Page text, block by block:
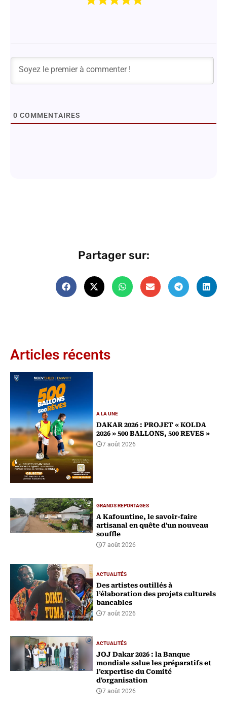
0 COMMENTAIRES
Partager sur:
Articles récents
A LA UNE
DAKAR 2026 : PROJET « KOLDA
2026 » 500 BALLONS, 500 REVES »
7 août 2026
GRANDS REPORTAGES
A Kafountine, le savoir-faire
artisanal en quête d'un nouveau
souffle
7 août 2026
ACTUALITÉS
Des artistes outillés à
l’élaboration des projets culturels
bancables
7 août 2026
ACTUALITÉS
‎JOJ Dakar 2026 : la Banque
mondiale salue les préparatifs et
l’expertise du Comité
d'organisation
7 août 2026